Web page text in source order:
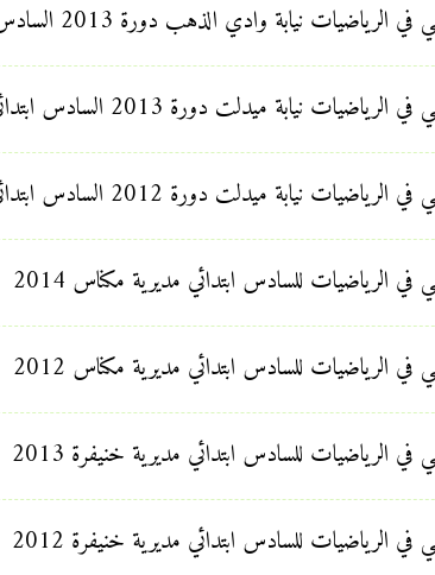
نيابة وادي الذهب دورة 2013 السادس ابتدائي
نيابة ميدلت دورة 2013 السادس ابتدائي
نيابة ميدلت دورة 2012 السادس ابتدائي
في الرياضيات للسادس ابتدائي مديرية مكناس 2014
في الرياضيات للسادس ابتدائي مديرية مكناس 2012
في الرياضيات للسادس ابتدائي مديرية خنيفرة 2013
في الرياضيات للسادس ابتدائي مديرية خنيفرة 2012